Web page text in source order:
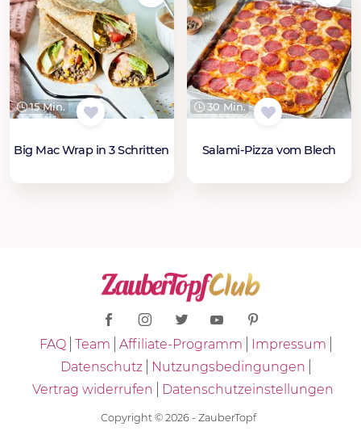
15 Min.
Big Mac Wrap in 3 Schritten
30 Min.
Salami-Pizza vom Blech
FAQ Team Affiliate-Programm
Impressum
Datenschutz
Nutzungsbedingungen
Vertrag widerrufen
Datenschutzeinstellungen
Copyright © 2026 - ZauberTopf